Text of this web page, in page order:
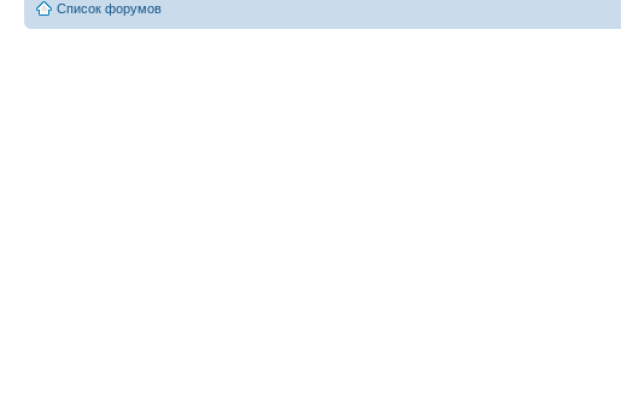
Список форумов